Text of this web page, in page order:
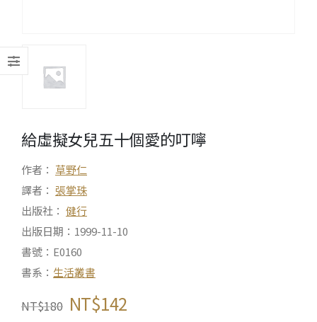
給虛擬女兒五十個愛的叮嚀
作者： 草野仁
譯者： 張掌珠
出版社： 健行
出版日期：1999-11-10
書號：E0160
書系： 生活叢書
NT$180 NT$142